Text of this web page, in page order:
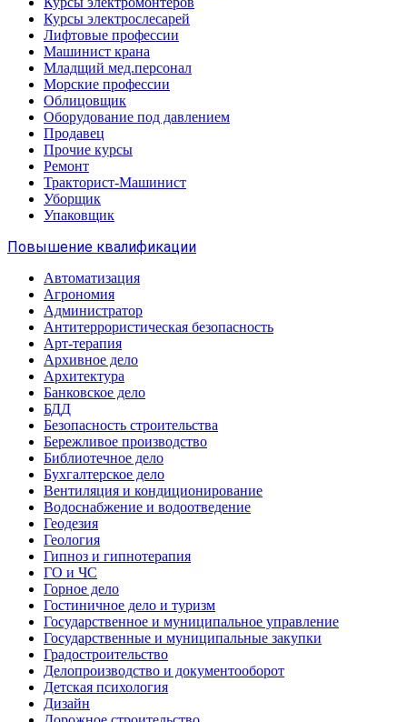
Курсы электрослесарей
Лифтовые профессии
Машинист крана
Младщий мед.персонал
Морские профессии
Облицовщик
Оборудование под давлением
Продавец
Прочие курсы
Ремонт
Тракторист-Машинист
Уборщик
Упаковщик
Повышение квалификации
Автоматизация
Агрономия
Администратор
Антитеррористическая безопасность
Арт-терапия
Архивное дело
Архитектура
Банковское дело
БДД
Безопасность строительства
Бережливое производство
Библиотечное дело
Бухгалтерское дело
Вентиляция и кондиционирование
Водоснабжение и водоотведение
Геодезия
Геология
Гипноз и гипнотерапия
ГО и ЧС
Горное дело
Гостиничное дело и туризм
Государственное и муниципальное управление
Государственные и муниципальные закупки
Градостроительство
Делопроизводство и документооборот
Детская психология
Дизайн